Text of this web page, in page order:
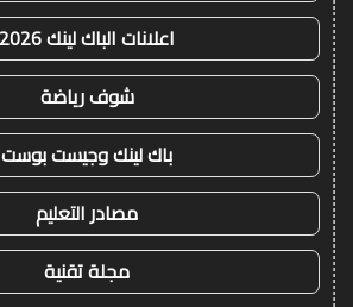
اعلانات الباك لينك 2026
شوف رياضة
باك لينك وجيست بوست
مصادر التعليم
مجلة تقنية